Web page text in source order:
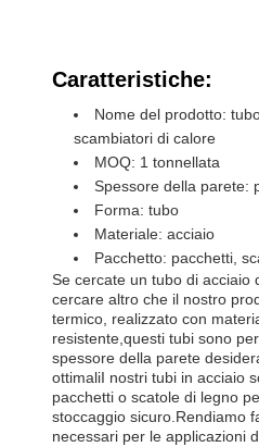
Caratteristiche:
Nome del prodotto:
scambiatori di calore
MOQ: 1 tonnellata
Spessore della parete:
Forma: tubo
Materiale: acciaio
Pacchetto: pacchetti,
Se cercate un tubo di acciaio
cercare altro che il nostro
termico, realizzato con
resistente,questi tubi sono
spessore della parete
ottimaliI nostri tubi in acciaio
pacchetti o scatole di legno
stoccaggio sicuro.Rendiamo
necessari per le applicazioni